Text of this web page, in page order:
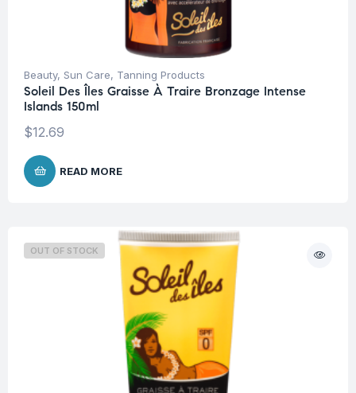
Beauty, Sun Care, Tanning Products
Soleil Des Îles Graisse À Traire Bronzage Intense
Islands 150ml
$12.69
READ MORE
OUT OF STOCK